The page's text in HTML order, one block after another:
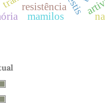
resistência
mamilos